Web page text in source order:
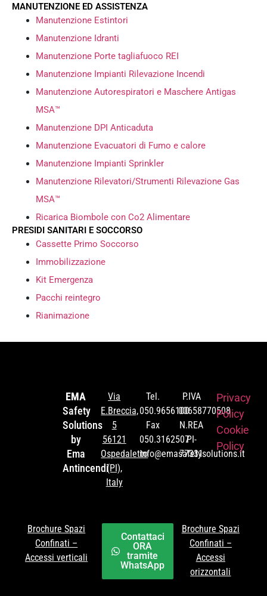
MANUTENZIONE ED ASSISTENZA
Manutenzione Estintori
Manutenzione Idranti
Manutenzione Porte tagliafuoco REI
Manutenzione Impianti Rilevazione Incendi
Manutenzione Autorespiratori e Maschere Antigas
MSA™
Manutenzione DPI Anticaduta
Manutenzione Evacuatori di Fumo e calore
Manutenzione Impianti Sprinkler
Manutenzione Rilevatori/Strumenti Rilevazione Gas
MSA™
Ricarica Biombole con Co2 Alimentare
PRESIDI SANITARI E SOCCORSO
Cassette Primo Soccorso
Immobilizzazione
Kit Emergenza
Pacchi reintegro
Rianimazione
EMA
Safety
Solutions
by
Ema
Antincendi
Via
E.Breccia,
5
56121
Ospedaletto
(PI),
Italy
Tel.
050.9656100
Fax
050.3162507
info@emasafetysolutions.it
P.IVA
00658770508
N.REA
PI-
77331
Privacy
Policy
Cookie
Policy
Brochure Spazi
Confinati –
Accessi verticali
Contattaci
ORA
tramite
WhatsApp
Brochure Spazi
Confinati –
Accessi
orizzontali